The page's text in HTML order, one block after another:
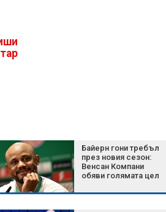
Байерн гони требъл
през новия сезон:
Венсан Компани
обяви голямата цел
Кои 6 семена са най-
добрият съюзник на
сърцето?